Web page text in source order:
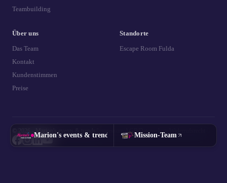
Teambuilding
Über uns
Das Team
Kontakt
Kundenstimmen
Preise
Standorte
Escape Room Fulda
© 2026 - Marion's events & trends Impressum AGB Datenschutz
Marion's events & trends Mission-Team